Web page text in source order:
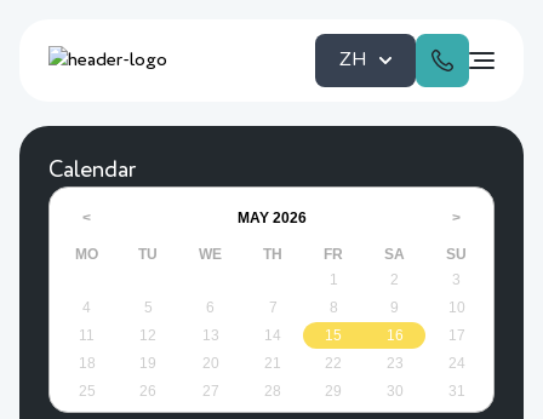
ZH
Calendar
< MAY 2026 >
MO TU WE TH FR SA
SU
1
2
3
4
5 6 7 8 9
10
11
12 13 14 15 16
17
18
19 20 21 22 23
24
25
26 27 28 29 30 31